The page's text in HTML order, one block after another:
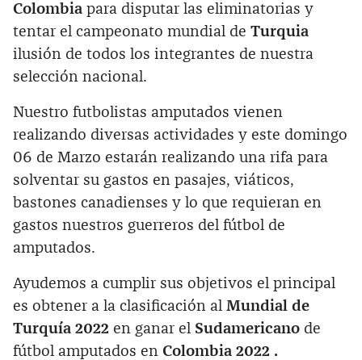
Colombia para disputar las eliminatorias y
tentar el campeonato mundial de Turquia
ilusión de todos los integrantes de nuestra
selección nacional.
Nuestro futbolistas amputados vienen
realizando diversas actividades y este domingo
06 de Marzo estarán realizando una rifa para
solventar su gastos en pasajes, viáticos,
bastones canadienses y lo que requieran en
gastos nuestros guerreros del fútbol de
amputados.
Ayudemos a cumplir sus objetivos el principal
es obtener a la clasificación al Mundial de
Turquía 2022 en ganar el Sudamericano de
fútbol amputados en Colombia 2022 .